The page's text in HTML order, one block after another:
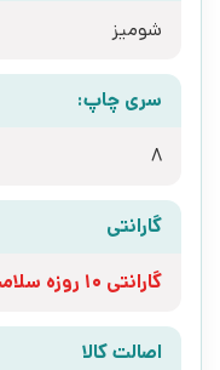
شومیز
سری چاپ:
8
گارانتی
گارانتی 10 روزه سلامت فیزیکی کتاب
اصالت کالا